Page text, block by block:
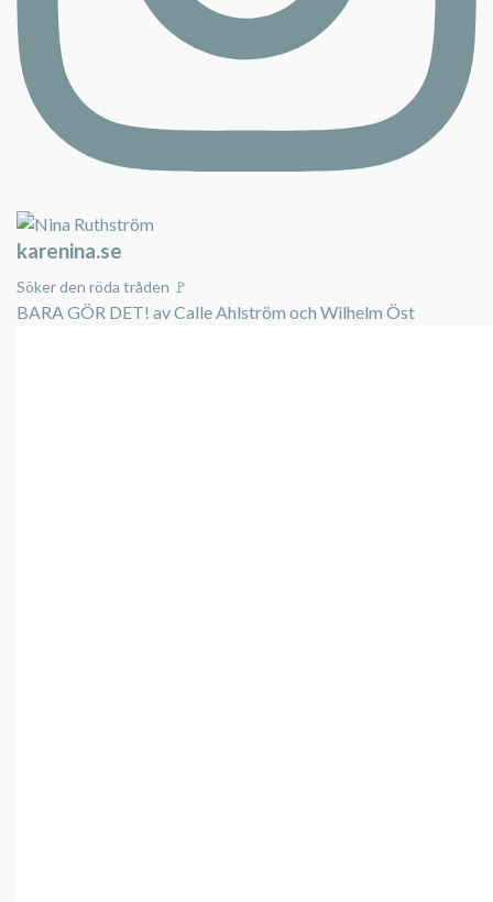
karenina.se
Söker den röda tråden 🚩
BARA GÖR DET! av Calle Ahlström och Wilhelm Öst